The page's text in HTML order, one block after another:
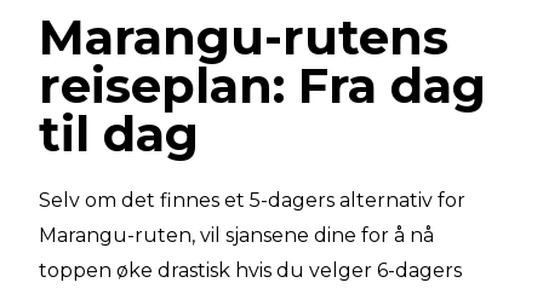
Marangu-rutens
reiseplan: Fra dag
til dag
Selv om det finnes et 5-dagers alternativ for
Marangu-ruten, vil sjansene dine for å nå
toppen øke drastisk hvis du velger 6-dagers